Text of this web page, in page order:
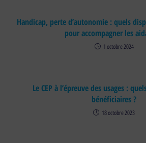
Handicap, perte d’autonomie : quels
pour accompagner les
1 octobre 2024
Le CEP à l’épreuve des usages :
bénéficiaires ?
18 octobre 2023